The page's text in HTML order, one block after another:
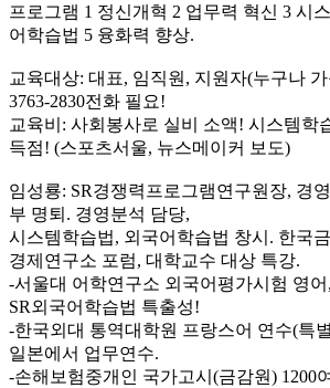
프로그램 1 정신개혁 2 업무력 혁신 3 시
어학습법 5 융화력 향상.
교육대상: 대표, 임직원, 지원자(누구나
3763-2830전화 필요!
교육비: 사회봉사로 실비 소액! 시스템학
득점! (스포츠서울, 뉴스메이커 보도)
임성룡: SR경쟁력프로그램연구원장, 경
부 명퇴. 경영분석 담당,
시스템학습법, 외국어학습법 창시. 한국
경제연구소 포럼, 대학교수 대상 특강.
-서울대 어학연구소 외국어평가시험 영
SR외국어학습법 특출성!
-한국외대 통역대학원 프랑스어 연수(특
일본에서 업무연수.
-손해보험중개인 국가고시(금감원) 1200